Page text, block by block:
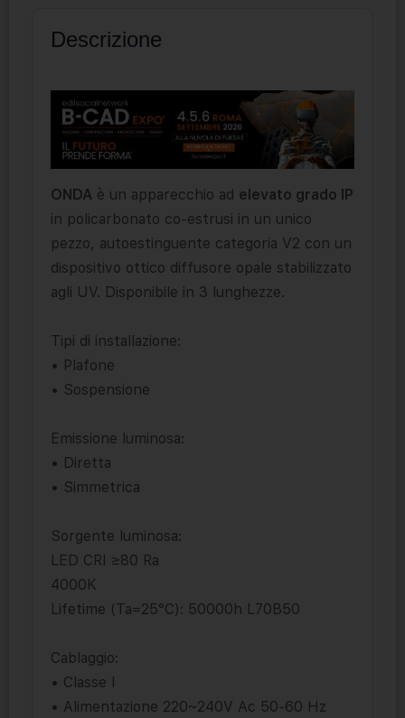
Descrizione
ONDA è un apparecchio ad elevato grado IP
in policarbonato co-estrusi in un unico
pezzo, autoestinguente categoria V2 con un
dispositivo ottico diffusore opale stabilizzato
agli UV. Disponibile in 3 lunghezze.
Tipi di installazione:
• Plafone
• Sospensione
Emissione luminosa:
• Diretta
• Simmetrica
Sorgente luminosa:
LED CRI ≥80 Ra
4000K
Lifetime (Ta=25°C): 50000h L70B50
Cablaggio:
• Classe I
• Alimentazione 220~240V Ac 50-60 Hz